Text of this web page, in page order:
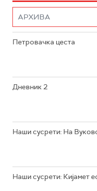
Петровачка цеста
Дневник 2
Наши сусрети: На
Наши сусрети: Кијамет